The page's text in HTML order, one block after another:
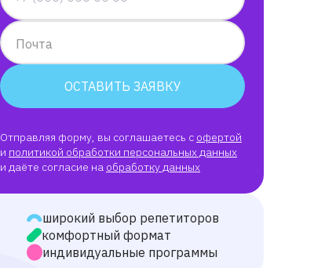
Почта
ОСТАВИТЬ ЗАЯВКУ
Отправляя форму, вы соглашаетесь с офертой
и политикой обработки персональных данных
и даёте согласие на обработку данных
широкий выбор репетиторов
комфортный формат
индивидуальные программы